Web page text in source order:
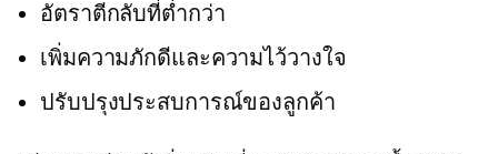
อัตราตีกลับที่ต่ำกว่า
เพิ่มความภักดีและความไว้วางใจ
ปรับปรุงประสบการณ์ของลูกค้า